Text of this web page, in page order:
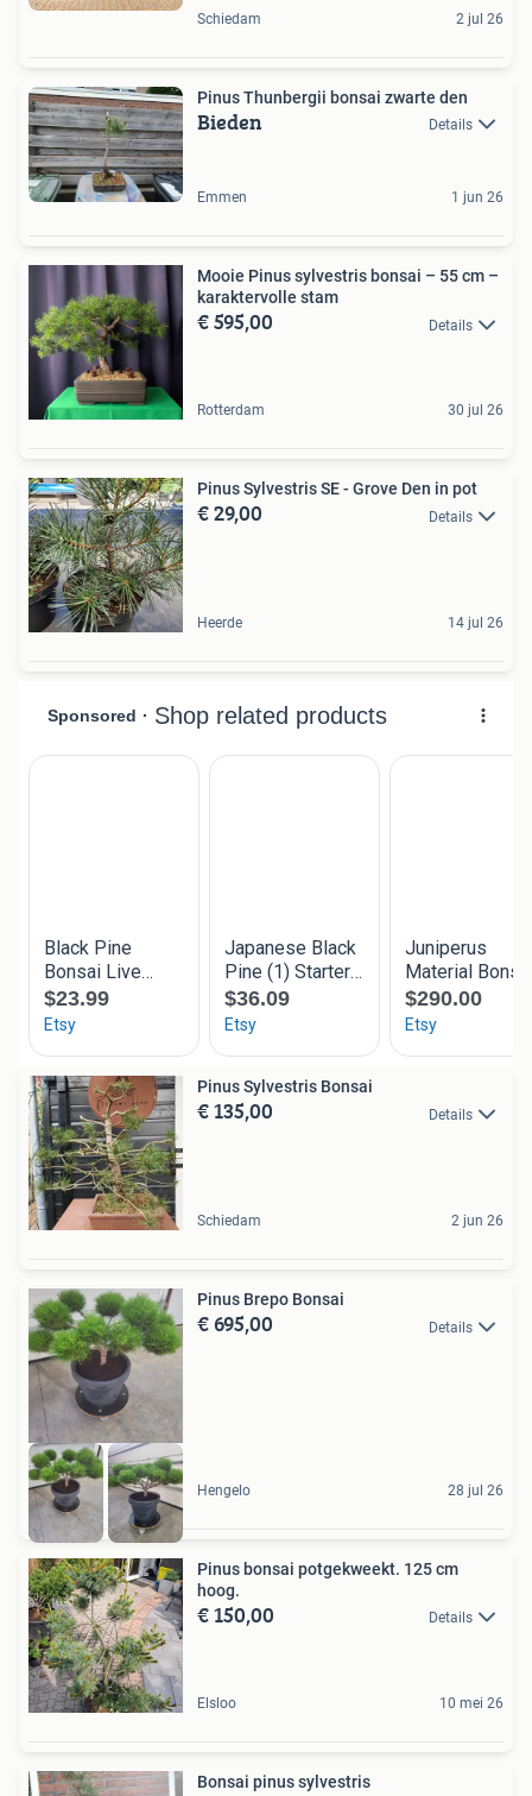
Schiedam 2 jul 26
Pinus Thunbergii bonsai zwarte den
Bieden Details
Emmen 1 jun 26
Mooie Pinus sylvestris bonsai – 55 cm –
karaktervolle stam
€ 595,00 Details
Rotterdam 30 jul 26
Pinus Sylvestris SE - Grove Den in pot
€ 29,00 Details
Heerde 14 jul 26
Pinus Sylvestris Bonsai
€ 135,00 Details
Schiedam 2 jun 26
Pinus Brepo Bonsai
€ 695,00 Details
Hengelo 28 jul 26
Pinus bonsai potgekweekt. 125 cm
hoog.
€ 150,00 Details
Elsloo 10 mei 26
Bonsai pinus sylvestris